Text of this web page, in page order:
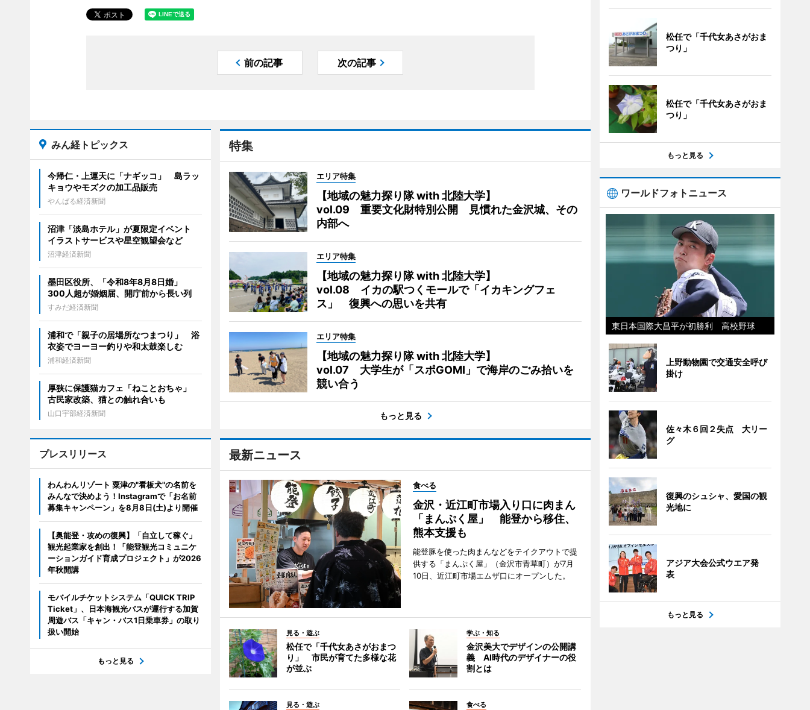
前の記事 次の記事
特集
エリア特集
【地域の魅力探り隊 with 北陸大学】
vol.09 重要文化財特別公開 見慣れた金沢城、その
内部へ
エリア特集
【地域の魅力探り隊 with 北陸大学】
vol.08 イカの駅つくモールで「イカキングフェ
ス」 復興への思いを共有
エリア特集
【地域の魅力探り隊 with 北陸大学】
vol.07 大学生が「スポGOMI」で海岸のごみ拾いを
競い合う
もっと見る
最新ニュース
食べる
金沢・近江町市場入り口に肉まん
「まんぷく屋」 能登から移住、
熊本支援も
能登豚を使った肉まんなどをテイクアウトで提
供する「まんぷく屋」（金沢市青草町）が7月
10日、近江町市場エムザ口にオープンした。
見る・遊ぶ
松任で「千代女あさがおまつ
り」 市民が育てた多様な花
が並ぶ
学ぶ・知る
金沢美大でデザインの公開講
義 AI時代のデザイナーの役
割とは
見る・遊ぶ 食べる
みん経トピックス
今帰仁・上運天に「ナギッコ」 島ラッ
キョウやモズクの加工品販売
やんばる経済新聞
沼津「淡島ホテル」が夏限定イベント
イラストサービスや星空観望会など
沼津経済新聞
墨田区役所、「令和8年8月8日婚」
300人超が婚姻届、開庁前から長い列
すみだ経済新聞
浦和で「親子の居場所なつまつり」 浴
衣姿でヨーヨー釣りや和太鼓楽しむ
浦和経済新聞
厚狭に保護猫カフェ「ねことおちゃ」
古民家改築、猫との触れ合いも
山口宇部経済新聞
プレスリリース
わんわんリゾート 粟津の"看板犬"の名前を
みんなで決めよう！Instagramで「お名前
募集キャンペーン」を8月8日(土)より開催
【奥能登・攻めの復興】「自立して稼ぐ」
観光起業家を創出！「能登観光コミュニケ
ーションガイド育成プロジェクト」が2026
年秋開講
モバイルチケットシステム「QUICK TRIP
Ticket」、日本海観光バスが運行する加賀
周遊バス「キャン・バス1日乗車券」の取り
扱い開始
もっと見る
松任で「千代女あさがおま
つり」
松任で「千代女あさがおま
つり」
もっと見る
ワールドフォトニュース
東日本国際大昌平が初勝利 高校野球
上野動物園で交通安全呼び
掛け
佐々木６回２失点 大リー
グ
復興のシュシャ、愛国の観
光地に
アジア大会公式ウエア発
表
もっと見る